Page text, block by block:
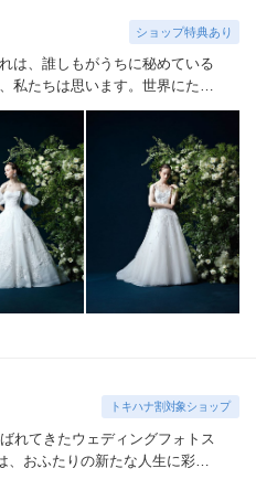
ショップ特典あり
は、誰しもがうちに秘めている
私たちは思います。 世界にたっ
れまでと、これからの物語に思
いさえも織り込みながら。衣裳
式のその日だけではなく、その
生を彩る時間。らしく輝く、自
べての幸せの瞬間のために。そ
らない美しさを 私たちは求め
トキハナ割対象ショップ
れてきたウェディングフォトス
、おふたりの新たな人生に彩り